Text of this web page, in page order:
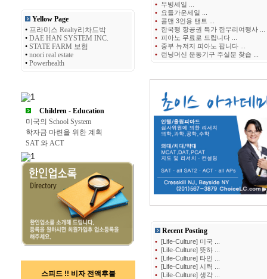
Yellow Page
• 프라미스 Realty리차드박
• DAE HAN SYSTEM INC.
• STATE FARM 보험
• noori real estate
• Powerhealth
Children - Education
미국의 School System
학자금 마련을 위한 계획
SAT 와 ACT
스피드 !! 비자 전액후불
• 무빙세일 ...
• 요들가운세일 ...
• 콜맨 3인용 탠트 ...
• 한국행 항공권 특가 한우리여행사 ...
• 피아노 무료로 드립니다 ...
• 중부 뉴저지 피아노 팝니다 ...
• 런닝머신 운동기구 주실분 찾습 ...
Recent Posting
• [Life-Culture] 미국 ...
• [Life-Culture] 뜻하 ...
• [Life-Culture] 타인 ...
• [Life-Culture] 시력 ...
• [Life-Culture] 생각 ...